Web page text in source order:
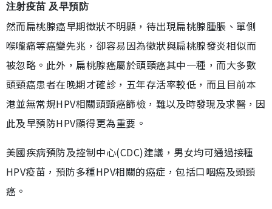
注射疫苗 及早預防
然而扁桃腺癌早期徵狀不明顯，待出現扁桃腺腫脹、單側
喉嚨痛等癌變先兆，卻容易因為徵狀與扁桃腺發炎相似而
被忽略。此外，扁桃腺癌屬於頭頸癌其中一種，而大多數
頭頸癌患者在晚期才確診，五年存活率較低，而且目前本
港並無常規HPV相關頭頸癌篩檢，難以及時發現及求醫，因
此及早預防HPV顯得更為重要。
美國疾病預防及控制中心(CDC)建議，男女均可通過接種
HPV疫苗，預防多種HPV相關的癌症，包括口咽癌及頭頸
癌。